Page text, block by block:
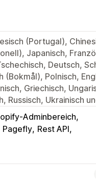
(Portugal),
Japanisch,
Deutsch,
(Bokmål), Polnisch,
Griechisch,
Russisch, Ukrainisch
Adminbereich
Pagefly Rest API